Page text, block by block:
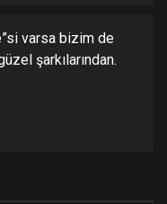
varsa bizim de
şarkılarından.